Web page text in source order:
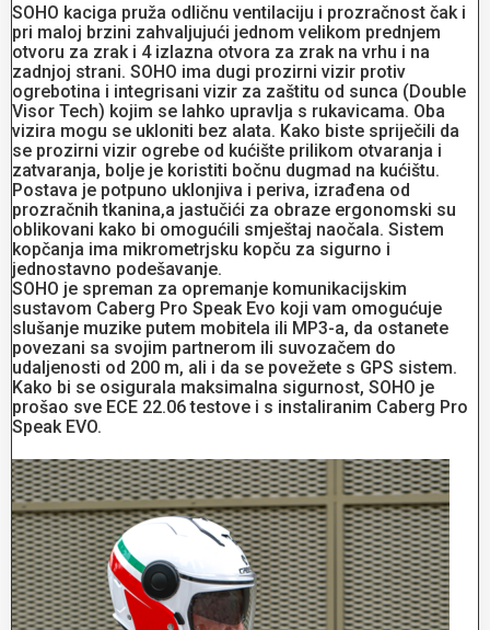
SOHO kaciga pruža odličnu ventilaciju i prozračnost čak i
pri maloj brzini zahvaljujući jednom velikom prednjem
otvoru za zrak i 4 izlazna otvora za zrak na vrhu i na
zadnjoj strani. SOHO ima dugi prozirni vizir protiv
ogrebotina i integrisani vizir za zaštitu od sunca (Double
Visor Tech) kojim se lahko upravlja s rukavicama. Oba
vizira mogu se ukloniti bez alata. Kako biste spriječili da
se prozirni vizir ogrebe od kućište prilikom otvaranja i
zatvaranja, bolje je koristiti bočnu dugmad na kućištu.
Postava je potpuno uklonjiva i periva, izrađena od
prozračnih tkanina,a jastučići za obraze ergonomski su
oblikovani kako bi omogućili smještaj naočala. Sistem
kopčanja ima mikrometrjsku kopču za sigurno i
jednostavno podešavanje.
SOHO je spreman za opremanje komunikacijskim
sustavom Caberg Pro Speak Evo koji vam omogućuje
slušanje muzike putem mobitela ili MP3-a, da ostanete
povezani sa svojim partnerom ili suvozačem do
udaljenosti od 200 m, ali i da se povežete s GPS sistem.
Kako bi se osigurala maksimalna sigurnost, SOHO je
prošao sve ECE 22.06 testove i s instaliranim Caberg Pro
Speak EVO.